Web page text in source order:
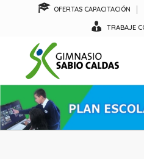
OFERTAS CAPACITACIÓN
TRABAJE